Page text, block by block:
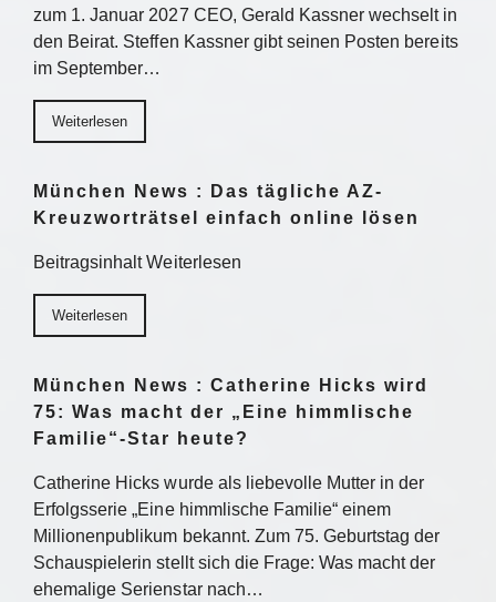
zum 1. Januar 2027 CEO, Gerald Kassner wechselt in
den Beirat. Steffen Kassner gibt seinen Posten bereits
im September…
Weiterlesen
München News : Das tägliche AZ-
Kreuzworträtsel einfach online lösen
Beitragsinhalt Weiterlesen
Weiterlesen
München News : Catherine Hicks wird
75: Was macht der „Eine himmlische
Familie“-Star heute?
Catherine Hicks wurde als liebevolle Mutter in der
Erfolgsserie „Eine himmlische Familie“ einem
Millionenpublikum bekannt. Zum 75. Geburtstag der
Schauspielerin stellt sich die Frage: Was macht der
ehemalige Serienstar nach…